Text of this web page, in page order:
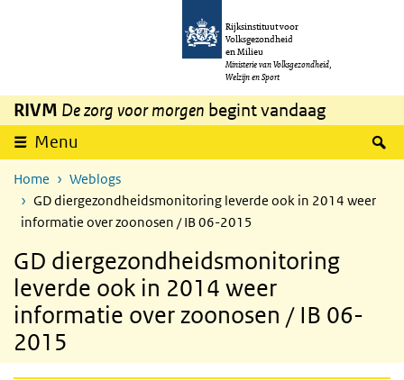
Overslaan en naar de inhoud gaan
Rijksinstituut voor
Volksgezondheid
en Milieu
Ministerie van Volksgezondheid,
Welzijn en Sport
RIVM De zorg voor morgen begint vandaag
Menu
Home
Weblogs
GD diergezondheidsmonitoring leverde ook in 2014 weer
informatie over zoonosen / IB 06-2015
GD diergezondheidsmonitoring
leverde ook in 2014 weer
informatie over zoonosen / IB 06-
2015